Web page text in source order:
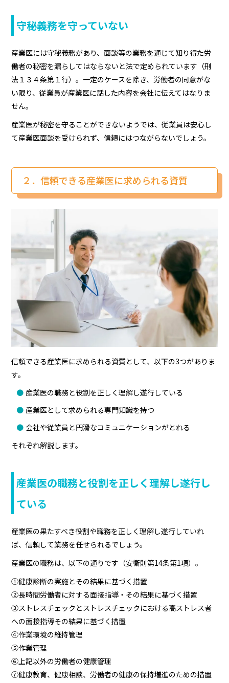
守秘義務を守っていない
産業医には守秘義務があり、面談等の業務を通じて知り得た労
働者の秘密を漏らしてはならないと法で定められています（刑
法１３４条第１行）。一定のケースを除き、労働者の同意がな
い限り、従業員が産業医に話した内容を会社に伝えてはなりま
せん。
産業医が秘密を守ることができないようでは、従業員は安心し
て産業医面談を受けられず、信頼にはつながらないでしょう。
２．信頼できる産業医に求められる資質
信頼できる産業医に求められる資質として、以下の3つがありま
す。
産業医の職務と役割を正しく理解し遂行している
産業医として求められる専門知識を持つ
会社や従業員と円滑なコミュニケーションがとれる
それぞれ解説します。
産業医の職務と役割を正しく理解し遂行し
ている
産業医の果たすべき役割や職務を正しく理解し遂行していれ
ば、信頼して業務を任せられるでしょう。
産業医の職務は、以下の通りです（安衛則第14条第1項）。
①健康診断の実施とその結果に基づく措置
②長時間労働者に対する面接指導・その結果に基づく措置
③ストレスチェックとストレスチェックにおける高ストレス者
への面接指導その結果に基づく措置
④作業環境の維持管理
⑤作業管理
⑥上記以外の労働者の健康管理
⑦健康教育、健康相談、労働者の健康の保持増進のための措置